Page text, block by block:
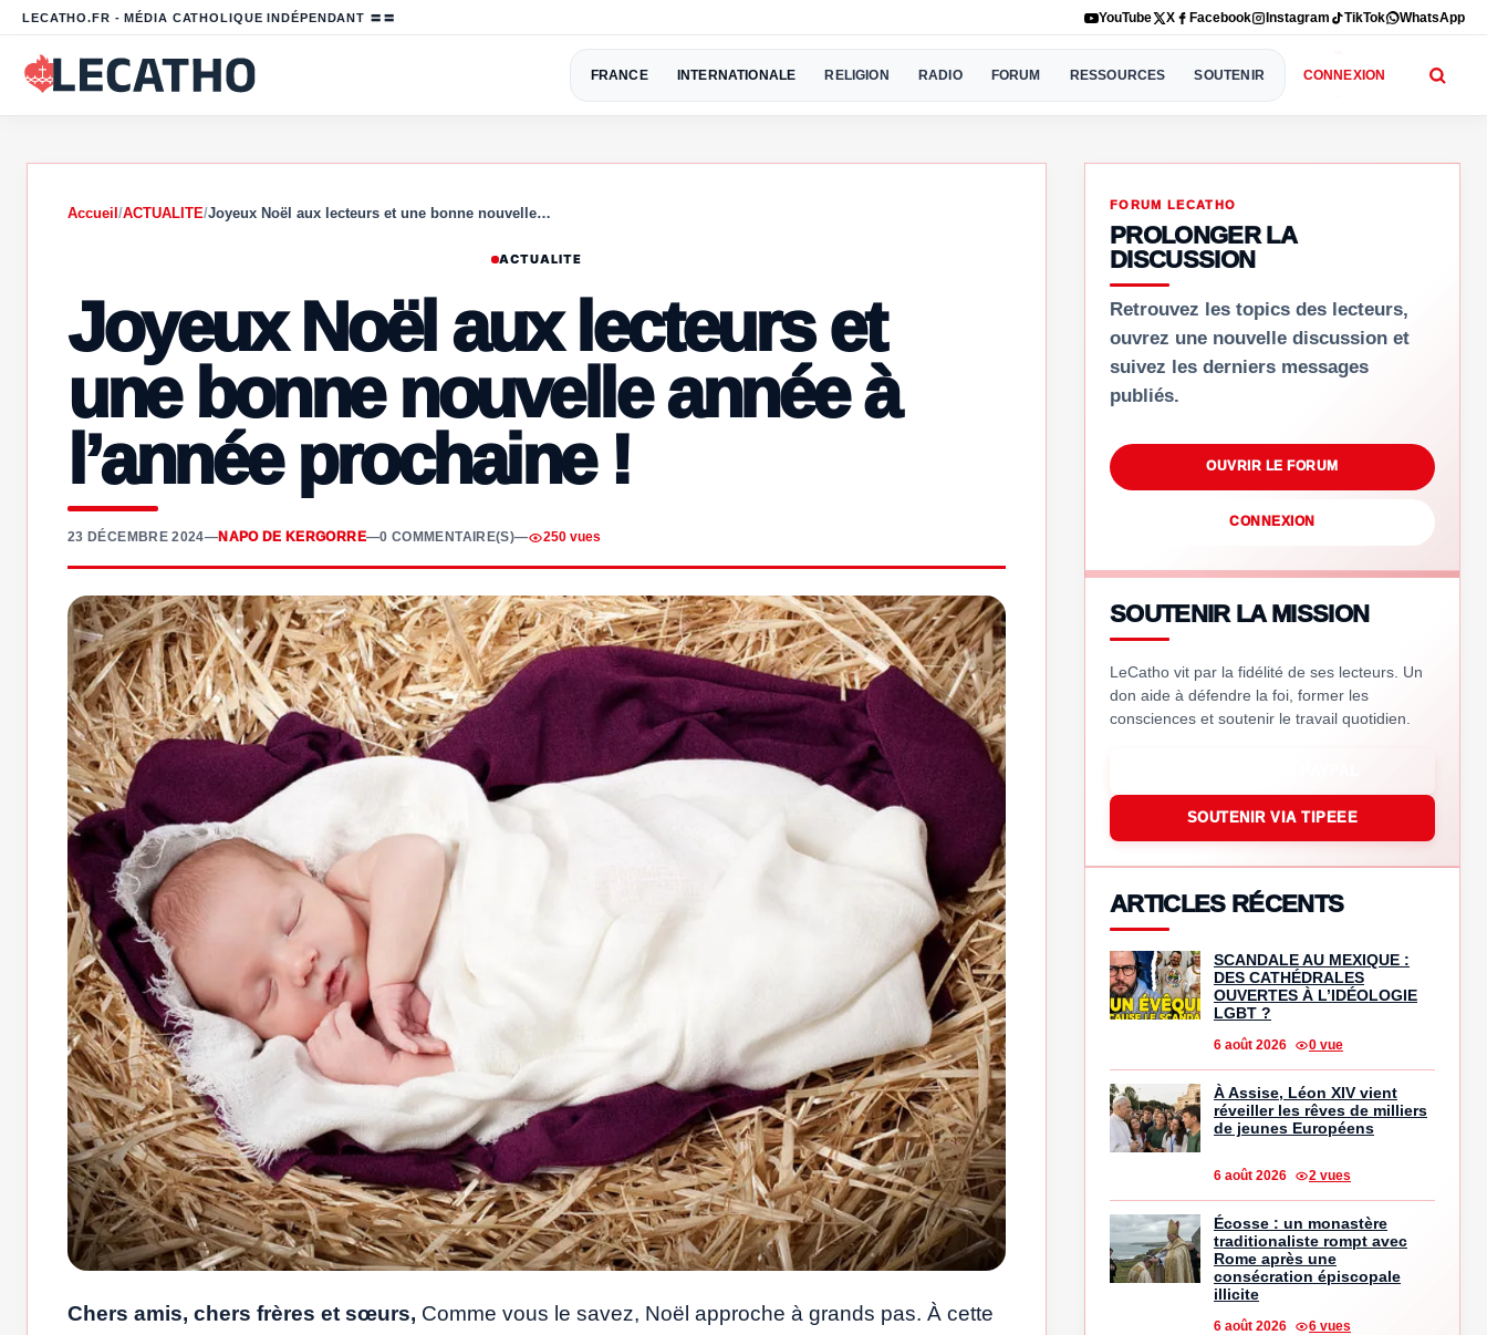
LECATHO.FR - MÉDIA CATHOLIQUE INDÉPENDANT 〓〓 YouTube X Facebook Instagram TikTok WhatsApp
FRANCE INTERNATIONALE RELIGION RADIO FORUM RESSOURCES SOUTENIR CONNEXION
Accueil /ACTUALITE/Joyeux Noël aux lecteurs et une bonne nouvelle…
ACTUALITE
Joyeux Noël aux lecteurs et
une bonne nouvelle année à
l’année prochaine !
23 DÉCEMBRE 2024—NAPO DE KERGORRE—0 COMMENTAIRE(S)— 250 vues
Chers amis, chers frères et sœurs, Comme vous le savez, Noël approche à grands pas. À cette
FORUM LECATHO
PROLONGER LA
DISCUSSION
Retrouvez les topics des lecteurs,
ouvrez une nouvelle discussion et
suivez les derniers messages
publiés.
OUVRIR LE FORUM
CONNEXION
SOUTENIR LA MISSION
LeCatho vit par la fidélité de ses lecteurs. Un
don aide à défendre la foi, former les
consciences et soutenir le travail quotidien.
SOUTENIR VIA TIPEEE
ARTICLES RÉCENTS
SCANDALE AU MEXIQUE :
DES CATHÉDRALES
OUVERTES À L’IDÉOLOGIE
LGBT ?
6 août 2026 0 vue
À Assise, Léon XIV vient
réveiller les rêves de milliers
de jeunes Européens
6 août 2026 2 vues
Écosse : un monastère
traditionaliste rompt avec
Rome après une
consécration épiscopale
illicite
6 août 2026 6 vues